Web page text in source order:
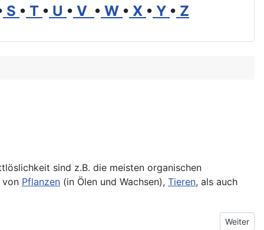
S • T • U • V • W • X • Y • Z
sind z.B. die meisten organischen
von Pflanzen (in Ölen und Wachsen), Tieren, als auch
Nächster
Weiter